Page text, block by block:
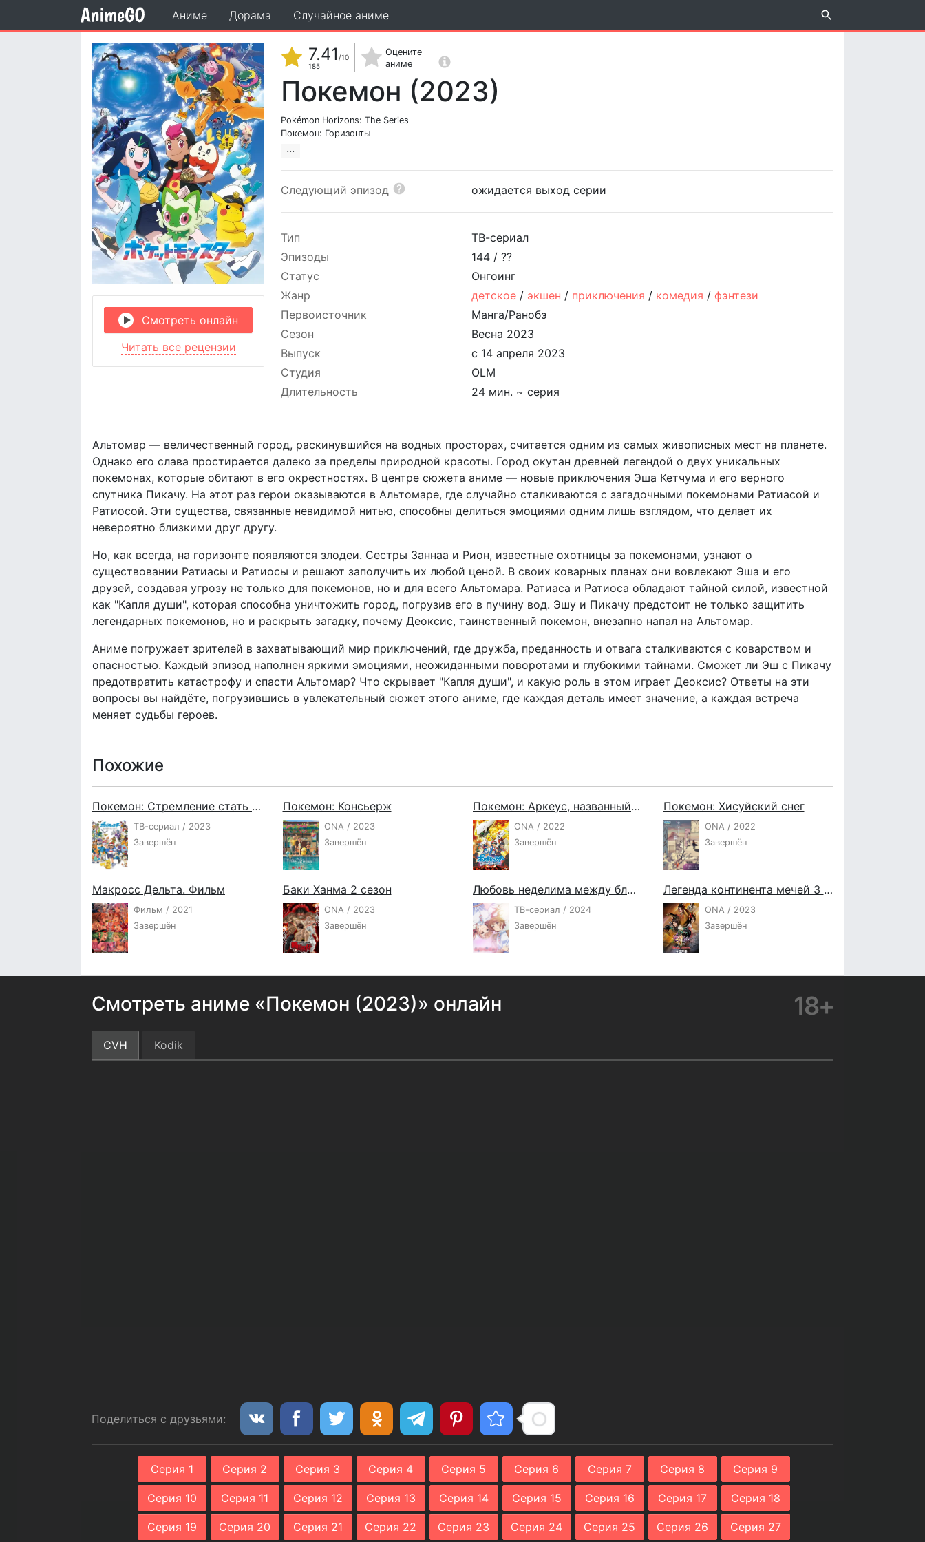
Аниме Дорама Случайное аниме
Смотреть онлайн
Читать все рецензии
7.41 /10
185
Оцените
аниме
Покемон (2023)
Pokémon Horizons: The Series
Покемон: Горизонты
···
Следующий эпизод ожидается выход серии
Тип
ТВ-сериал
Эпизоды
144 /??
Статус
Онгоинг
Жанр
детское / экшен / приключения / комедия /фэнтези
Первоисточник
Манга/Ранобэ
Сезон
Весна 2023
Выпуск
с 14 апреля 2023
Студия
OLM
Длительность
24 мин. ~ серия
Альтомар — величественный город, раскинувшийся на водных просторах, считается одним из самых живописных мест на планете.
Однако его слава простирается далеко за пределы природной красоты. Город окутан древней легендой о двух уникальных
покемонах, которые обитают в его окрестностях. В центре сюжета аниме — новые приключения Эша Кетчума и его верного
спутника Пикачу. На этот раз герои оказываются в Альтомаре, где случайно сталкиваются с загадочными покемонами Ратиасой и
Ратиосой. Эти существа, связанные невидимой нитью, способны делиться эмоциями одним лишь взглядом, что делает их
невероятно близкими друг другу.
Но, как всегда, на горизонте появляются злодеи. Сестры Заннаа и Рион, известные охотницы за покемонами, узнают о
существовании Ратиасы и Ратиосы и решают заполучить их любой ценой. В своих коварных планах они вовлекают Эша и его
друзей, создавая угрозу не только для покемонов, но и для всего Альтомара. Ратиаса и Ратиоса обладают тайной силой, известной
как "Капля души", которая способна уничтожить город, погрузив его в пучину вод. Эшу и Пикачу предстоит не только защитить
легендарных покемонов, но и раскрыть загадку, почему Деоксис, таинственный покемон, внезапно напал на Альтомар.
Аниме погружает зрителей в захватывающий мир приключений, где дружба, преданность и отвага сталкиваются с коварством и
опасностью. Каждый эпизод наполнен яркими эмоциями, неожиданными поворотами и глубокими тайнами. Сможет ли Эш с Пикачу
предотвратить катастрофу и спасти Альтомар? Что скрывает "Капля души", и какую роль в этом играет Деоксис? Ответы на эти
вопросы вы найдёте, погрузившись в увлекательный сюжет этого аниме, где каждая деталь имеет значение, а каждая встреча
меняет судьбы героев.
Похожие
Покемон: Стремление стать мастером покемонов
ТВ-сериал / 2023
Завершён
Покемон: Консьерж
ONA / 2023
Завершён
Покемон: Аркеус, названный богом
ONA / 2022
Завершён
Покемон: Хисуйский снег
ONA / 2022
Завершён
Макросс Дельта. Фильм
Фильм / 2021
Завершён
Баки Ханма 2 сезон
ONA / 2023
Завершён
Любовь неделима между близнецами
ТВ-сериал / 2024
Завершён
Легенда континента мечей 3 сезон
ONA / 2023
Завершён
Смотреть аниме «Покемон (2023)» онлайн 18+
CVH Kodik
Поделиться с друзьями:
Серия 1 Серия 2 Серия 3 Серия 4 Серия 5 Серия 6 Серия 7 Серия 8 Серия 9
Серия 10 Серия 11 Серия 12 Серия 13 Серия 14 Серия 15 Серия 16 Серия 17 Серия 18
Серия 19 Серия 20 Серия 21 Серия 22 Серия 23 Серия 24 Серия 25 Серия 26 Серия 27